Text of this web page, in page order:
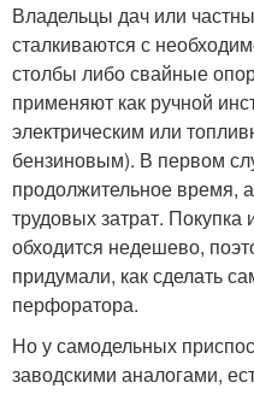
Владельцы дач или
сталкиваются с
столбы либо свайные
применяют как ручной
электрическим или
бензиновым). В первом
продолжительное время,
трудовых затрат.
обходится недешево,
придумали, как сделать
перфоратора.
Но у самодельных
заводскими аналогами,